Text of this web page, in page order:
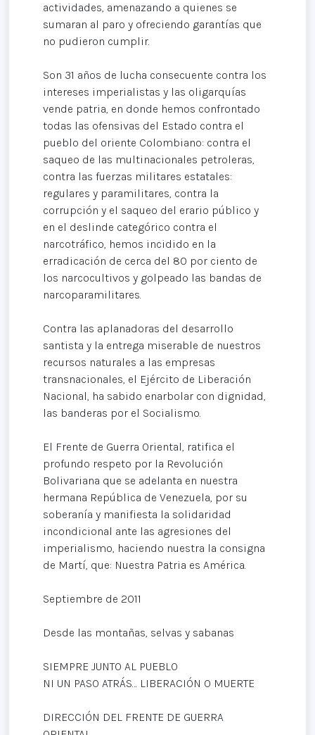
actividades, amenazando a quienes se
sumaran al paro y ofreciendo garantías que
no pudieron cumplir.
Son 31 años de lucha consecuente contra los
intereses imperialistas y las oligarquías
vende patria, en donde hemos confrontado
todas las ofensivas del Estado contra el
pueblo del oriente Colombiano: contra el
saqueo de las multinacionales petroleras,
contra las fuerzas militares estatales:
regulares y paramilitares, contra la
corrupción y el saqueo del erario público y
en el deslinde categórico contra el
narcotráfico, hemos incidido en la
erradicación de cerca del 80 por ciento de
los narcocultivos y golpeado las bandas de
narcoparamilitares.
Contra las aplanadoras del desarrollo
santista y la entrega miserable de nuestros
recursos naturales a las empresas
transnacionales, el Ejército de Liberación
Nacional, ha sabido enarbolar con dignidad,
las banderas por el Socialismo.
El Frente de Guerra Oriental, ratifica el
profundo respeto por la Revolución
Bolivariana que se adelanta en nuestra
hermana República de Venezuela, por su
soberanía y manifiesta la solidaridad
incondicional ante las agresiones del
imperialismo, haciendo nuestra la consigna
de Martí, que: Nuestra Patria es América.
Septiembre de 2011
Desde las montañas, selvas y sabanas
SIEMPRE JUNTO AL PUEBLO
NI UN PASO ATRÁS… LIBERACIÓN O MUERTE
DIRECCIÓN DEL FRENTE DE GUERRA